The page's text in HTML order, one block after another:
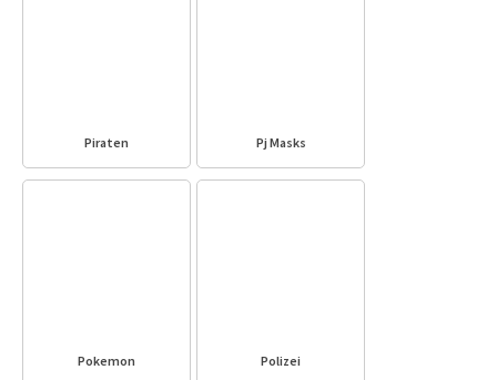
Piraten Pj Masks
Pokemon Polizei